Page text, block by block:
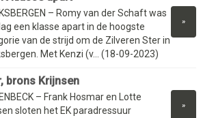
»
– Romy van der Schaft was
een klasse apart in de hoogste
van de strijd om de Zilveren Ster in
Met Kenzi (v... (18-09-2023)
brons Krijnsen
»
– Frank Hosmar en Lotte
sloten het EK paradressuur